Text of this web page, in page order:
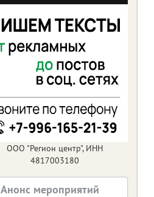
ООО "Регион центр", ИНН
4817003180
Анонс мероприятий